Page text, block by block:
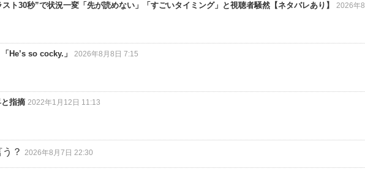
スト30秒”で状況一変「先が読めない」「すごいタイミング」と視聴者騒然【ネタバレあり】
2026年8
He’s so cocky.」 2026年8月8日 7:15
指摘 2022年1月12日 11:13
？ 2026年8月7日 22:30